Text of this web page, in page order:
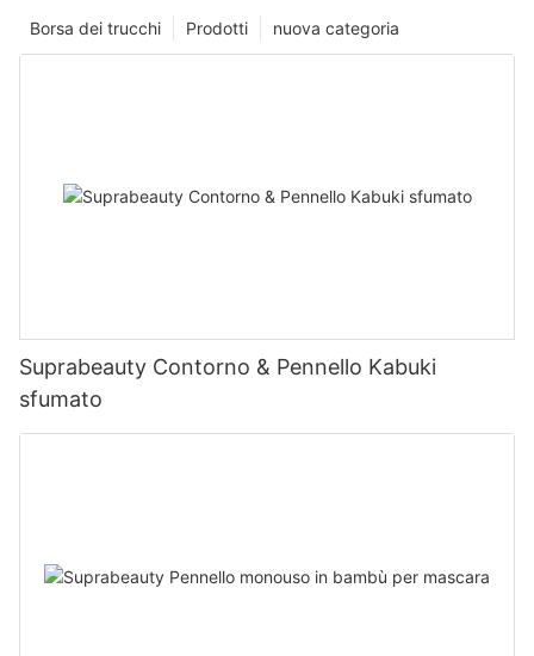
nuova categoria
Prodotti
Borsa dei trucchi
Suprabeauty Contorno & Pennello Kabuki
sfumato